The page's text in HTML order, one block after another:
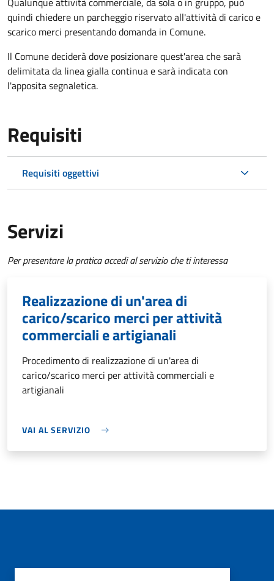
quindi chiedere un parcheggio riservato all'attività di carico e
scarico merci presentando domanda in Comune.
Il Comune deciderà dove posizionare quest'area che sarà
delimitata da linea gialla continua e sarà indicata con
l'apposita segnaletica.
Requisiti
Requisiti oggettivi
Servizi
Per presentare la pratica accedi al servizio che ti interessa
Realizzazione di un'area di
carico/scarico merci per attività
commerciali e artigianali
Procedimento di realizzazione di un'area di
carico/scarico merci per attività commerciali e
artigianali
VAI AL SERVIZIO